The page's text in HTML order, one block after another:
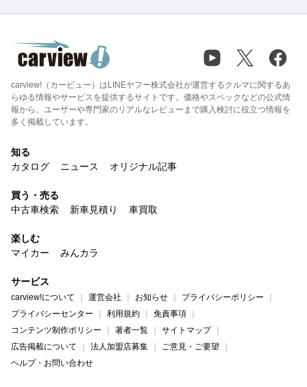
carview!（カービュー）はLINEヤフー株式会社が運営するクルマに関するあ
らゆる情報やサービスを提供するサイトです。価格やスペックなどの公式情
報から、ユーザーや専門家のリアルなレビューまで購入検討に役立つ情報を
多く掲載しています。
知る
カタログ
ニュース オリジナル記事
買う・売る
中古車検索
新車見積り 車買取
楽しむ
マイカー
みんカラ
サービス
carview!について 運営会社 お知らせ
プライバシーポリシー
プライバシーセンター
利用規約
免責事項
コンテンツ制作ポリシー
著者一覧
サイトマップ
広告掲載について
法人加盟店募集
ご意見・ご要望
ヘルプ・お問い合わせ